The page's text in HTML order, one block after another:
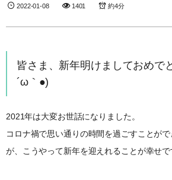
2022-01-08 1401 約4分
皆さま、新年明けましておめで
´ω｀●)
2021年は大変お世話になりました。
コロナ禍で思い通りの時間を過ごすことが
が、こうやって新年を迎えれることが幸せ